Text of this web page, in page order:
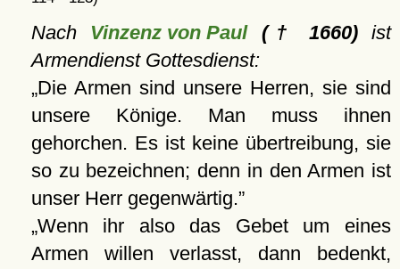
Nach Vinzenz von Paul(† 1660)ist
Armendienst Gottesdienst:
Die Armen sind unsere Herren, sie sind
unsere Könige. Man muss ihnen
gehorchen. Es ist keine übertreibung, sie
so zu bezeichnen; denn in den Armen ist
unser Herr gegenwärtig.
Wenn ihr also das Gebet um eines
Armen willen verlasst, dann bedenkt,